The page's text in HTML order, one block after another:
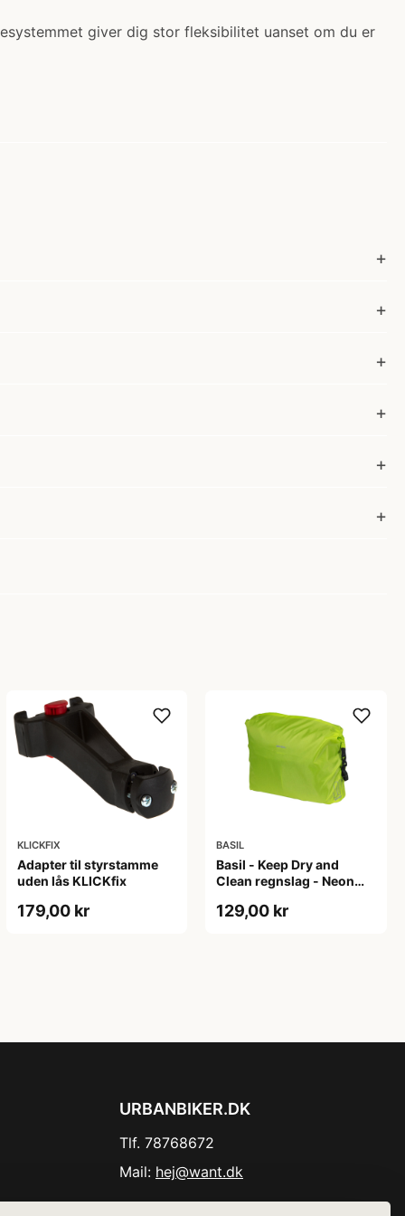
giver dig stor fleksibilitet uanset om du er
KLICKFIX
Adapter til styrstamme
uden lås KLICKfix
179,00 kr
BASIL
Basil - Keep Dry and
Clean regnslag - Neon
129,00 kr
URBANBIKER.DK
Tlf. 78768672
Mail: hej@want.dk